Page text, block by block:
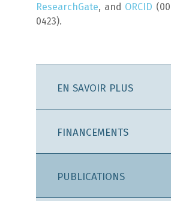
ResearchGate, and ORCID
0423).
EN SAVOIR PLUS
FINANCEMENTS
PUBLICATIONS